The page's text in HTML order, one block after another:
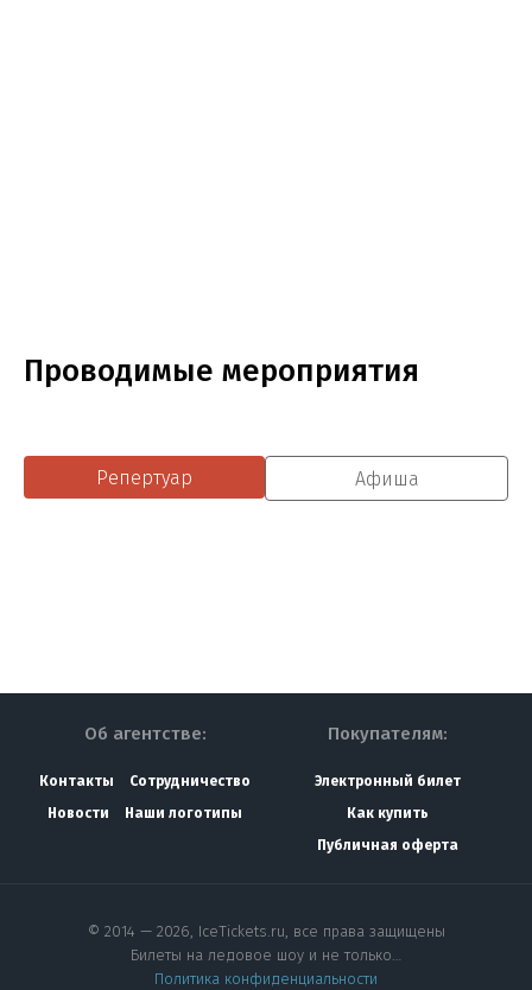
Проводимые мероприятия
Репертуар Афиша
Об агентстве:
Контакты
Сотрудничество
Новости
Наши логотипы
Покупателям:
Электронный билет
Как купить
Публичная оферта
© 2014 — 2026, IceTickets.ru, все права защищены
Билеты на ледовое шоу и не только…
Политика конфиденциальности